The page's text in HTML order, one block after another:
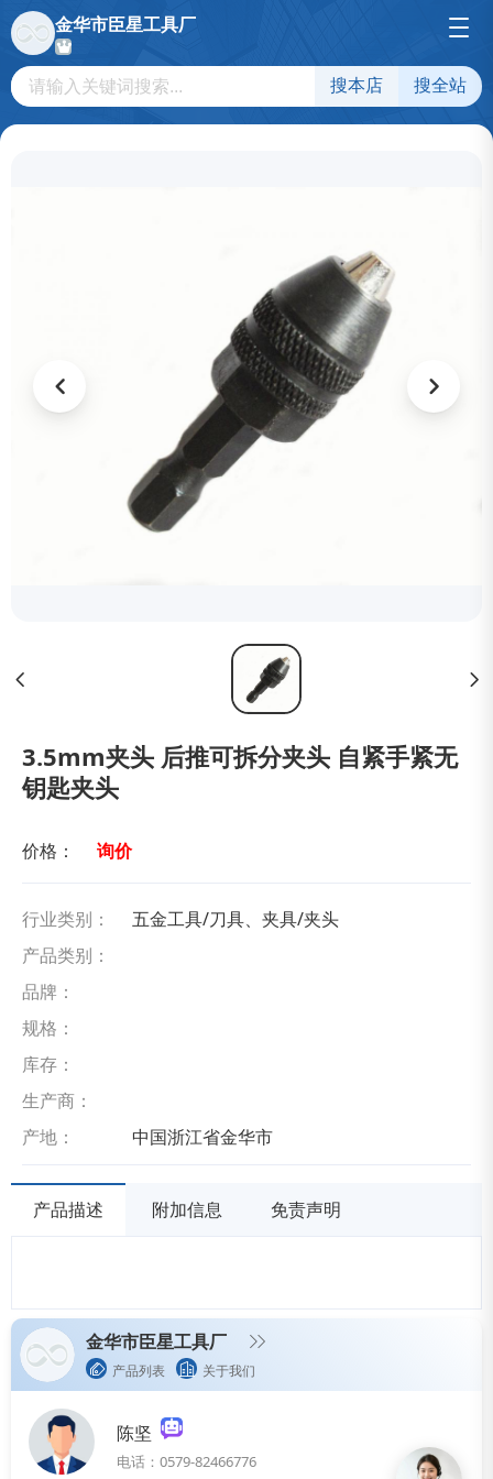
金华市臣星工具厂
搜本店 搜全站
3.5mm夹头 后推可拆分夹头 自紧手紧无
钥匙夹头
价格： 询价
行业类别：
五金工具/刀具、夹具/夹头
产品类别：
品牌：
规格：
库存：
生产商：
产地：
中国浙江省金华市
产品描述 附加信息 免责声明
金华市臣星工具厂
产品列表 关于我们
陈坚
电话：0579-82466776